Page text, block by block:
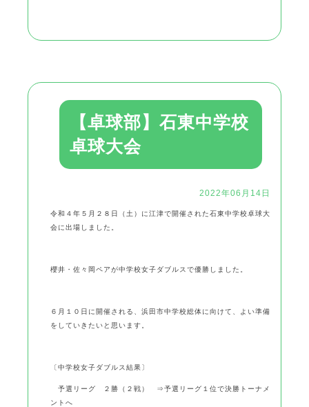
【卓球部】石東中学校
卓球大会
2022年06月14日
令和４年５月２８日（土）に江津で開催された石東中学校卓球大
会に出場しました。
櫻井・佐々岡ペアが中学校女子ダブルスで優勝しました。
６月１０日に開催される、浜田市中学校総体に向けて、よい準備
をしていきたいと思います。
〔中学校女子ダブルス結果〕
予選リーグ ２勝（２戦） ⇒予選リーグ１位で決勝トーナメ
ントへ